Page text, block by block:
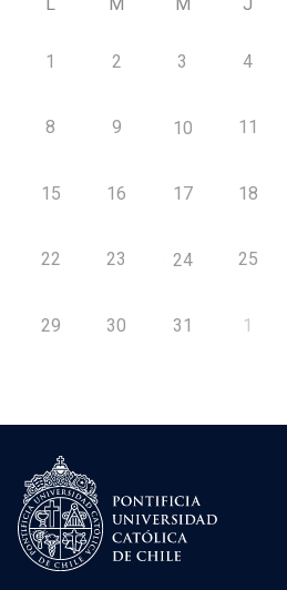
1 2 3 4
8 9 10 11
15 16 17 18
22 23 24 25
29 30 31 1